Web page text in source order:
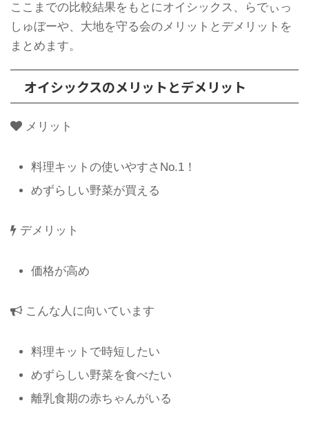
ここまでの比較結果をもとにオイシックス、らでぃっ
しゅぼーや、大地を守る会のメリットとデメリットを
まとめます。
オイシックスのメリットとデメリット
メリット
料理キットの使いやすさNo.1！
めずらしい野菜が買える
デメリット
価格が高め
こんな人に向いています
料理キットで時短したい
めずらしい野菜を食べたい
離乳食期の赤ちゃんがいる